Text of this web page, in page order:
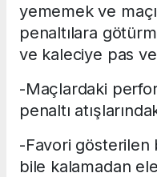
yememek ve
penaltılara
ve kaleciye pas
-Maçlardaki
penaltı
-Favori gösterilen
bile kalamadan